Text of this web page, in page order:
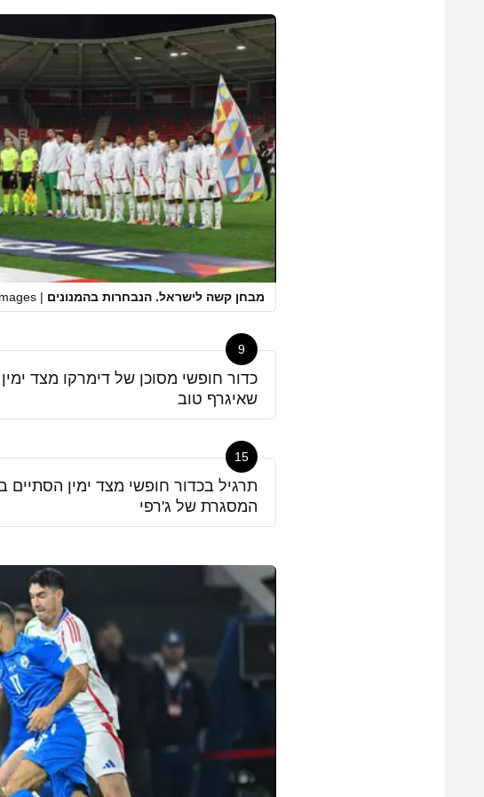
מבחן קשה לישראל. הנבחרות בהמנונים |
9
כדור חופשי מסוכן של דימרקו מצד
שאיגרף טוב
15
תרגיל בכדור חופשי מצד ימין
המסגרת של ג'רפי